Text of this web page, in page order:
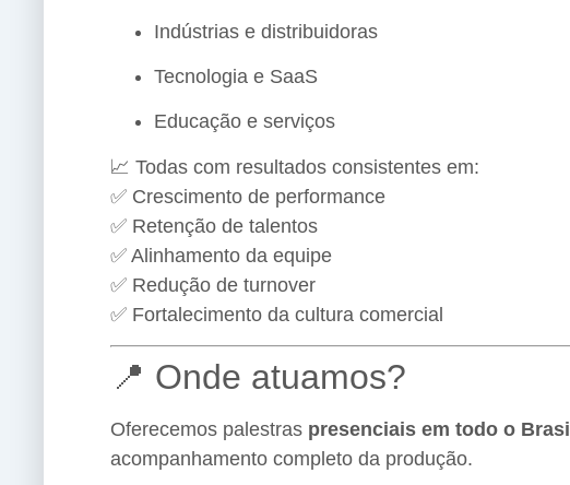
Indústrias e distribuidoras
Tecnologia e SaaS
Educação e serviços
📈 Todas com resultados consistentes em:
✅ Crescimento de performance
✅ Retenção de talentos
✅ Alinhamento da equipe
✅ Redução de turnover
✅ Fortalecimento da cultura comercial
📍 Onde atuamos?
Oferecemos palestras presenciais em todo o Brasil
acompanhamento completo da produção.